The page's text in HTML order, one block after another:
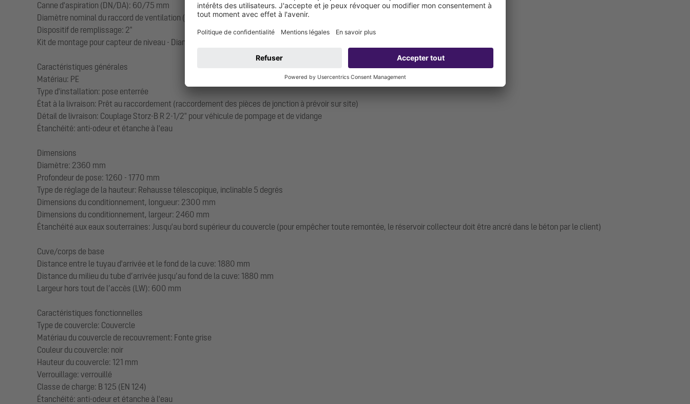
Canne d'aspiration (DN/DA): 60/75 mm
Diamètre nominal du raccord de ventilation (DN/DA): 100/110 mm (ventilation par le toit nécessaire)
Dispositif de remplissage: 2"
Kit de montage pour capteur de niveau - Diamètre nominal (DN): 50 mm
Caractéristiques générales
Matériau: PE
Type d'installation: pose enterrée
État à la livraison: Prêt au raccordement (raccordement des pièces de jonction à prévoir sur site)
Détail de livraison: Couplage Storz-B R 2-1/2" pour véhicule de pompage et de vidange
Étanchéité: anti-odeur et étanche à l'eau
Dimensions
Diamètre: 2360 mm
Profondeur de pose: 1260 - 1770 mm
Type de réglage de la hauteur: Rehausse télescopique, inclinable 5 degrés
Dimensions du conditionnement, longueur: 2300 mm
Dimensions du conditionnement, largeur: 2460 mm
Étanchéité aux eaux souterraines: Jusqu'au bord supérieur du couvercle (pour empêcher toute remontée, le réservoir collecteur doit être ancré dans le béton par le client)
Cuve/corps de base
Distance entre le tuyau d'arrivée et le fond de la cuve: 1880 mm
Distance du milieu du tube d’arrivée jusqu’au fond de la cuve: 1880 mm
Largeur hors tout de l’accès (LW): 600 mm
Caractéristiques fonctionnelles
Type de couvercle: Couvercle
Matériau du couvercle de recouvrement: Fonte grise
Couleur du couvercle: noir
Hauteur du couvercle: 121 mm
Verrouillage: verrouillé
Classe de charge: B 125 (EN 124)
Étanchéité: anti-odeur et étanche à l'eau